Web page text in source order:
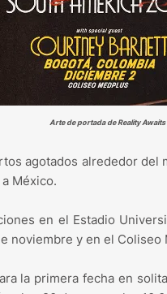
Arte de portada de Reality
agotados alrededor del
México.
en el Estadio
noviembre y en el
la primera fecha en